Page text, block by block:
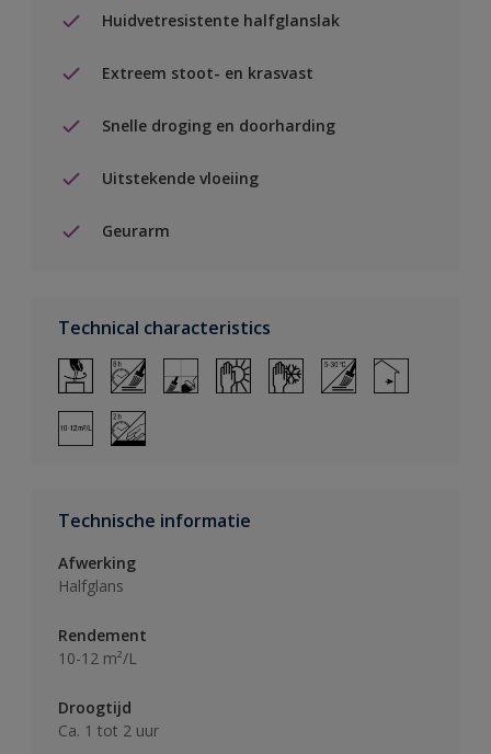
Huidvetresistente halfglanslak
Extreem stoot- en krasvast
Snelle droging en doorharding
Uitstekende vloeiing
Geurarm
Technical characteristics
Technische informatie
Afwerking
Halfglans
Rendement
10-12 m²/L
Droogtijd
Ca. 1 tot 2 uur